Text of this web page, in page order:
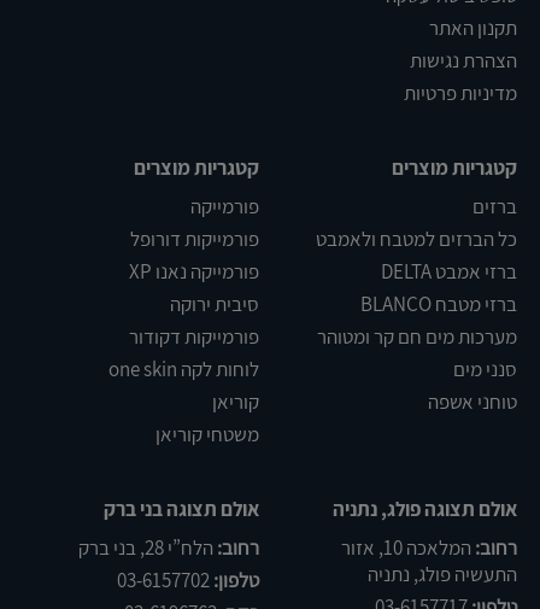
תקנון האתר
הצהרת נגישות
מדיניות פרטיות
קטגריות מוצרים
ברזים
כל הברזים למטבח ולאמבט
ברזי אמבט DELTA
ברזי מטבח BLANCO
מערכות מים חם קר ומטוהר
סנני מים
טוחני אשפה
קטגריות מוצרים
פורמייקה
פורמייקות דורופל
פורמייקה נאנו XP
סיבית ירוקה
פורמייקות דקודור
לוחות לקה one skin
קוריאן
משטחי קוריאן
אולם תצוגה פולג, נתניה
רחוב:
המלאכה 10, אזור
התעשיה פולג, נתניה
אולם תצוגה בני ברק
רחוב: הלח”י 28, בני ברק
טלפון:03-6157702